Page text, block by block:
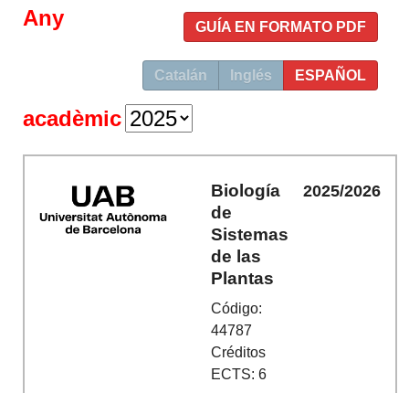
GUÍA EN FORMATO PDF
Catalán Inglés ESPAÑOL
Any
acadèmic
Biología
de
Sistemas
de las
Plantas
Código:
44787
Créditos
ECTS: 6
2025/2026